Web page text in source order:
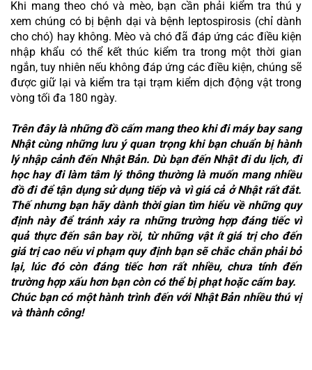
Khi mang theo chó và mèo, bạn cần phải kiểm tra thú y
xem chúng có bị bệnh dại và bệnh leptospirosis (chỉ dành
cho chó) hay không. Mèo và chó đã đáp ứng các điều kiện
nhập khẩu có thể kết thúc kiểm tra trong một thời gian
ngắn, tuy nhiên nếu không đáp ứng các điều kiện, chúng sẽ
được giữ lại và kiểm tra tại trạm kiểm dịch động vật trong
vòng tối đa 180 ngày.
Trên đây là những đồ cấm mang theo khi đi máy bay sang
Nhật cùng những lưu ý quan trọng khi bạn chuẩn bị hành
lý nhập cảnh đến Nhật Bản. Dù bạn đến Nhật đi du lịch, đi
học hay đi làm tâm lý thông thường là muốn mang nhiều
đồ đi để tận dụng sử dụng tiếp và vì giá cả ở Nhật rất đắt.
Thế nhưng bạn hãy dành thời gian tìm hiểu về những quy
định này để tránh xảy ra những trường hợp đáng tiếc vì
quả thực đến sân bay rồi, từ những vật ít giá trị cho đến
giá trị cao nếu vi phạm quy định bạn sẽ chắc chắn phải bỏ
lại, lúc đó còn đáng tiếc hơn rất nhiều, chưa tính đến
trường hợp xấu hơn bạn còn có thể bị phạt hoặc cấm bay.
Chúc bạn có một hành trình đến với Nhật Bản nhiều thú vị
và thành công!